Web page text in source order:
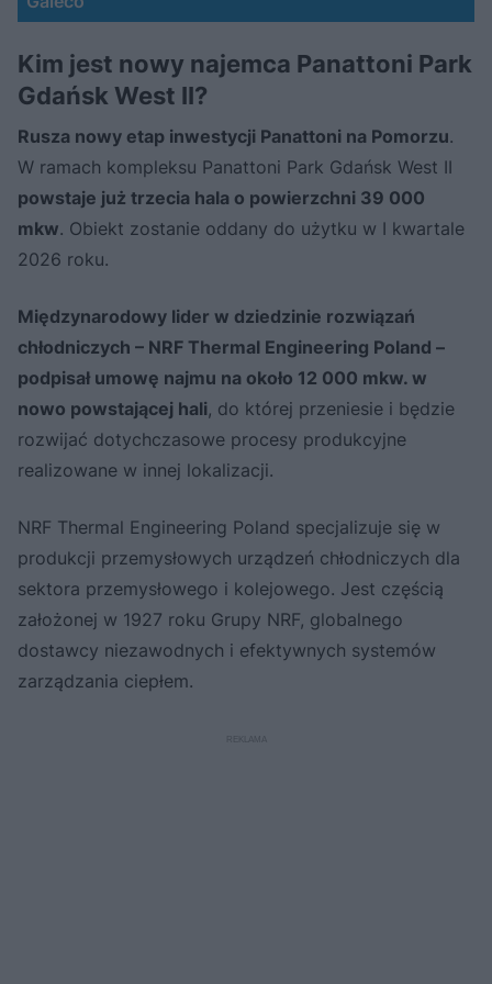
Kim jest nowy najemca Panattoni Park
Gdańsk West II?
Rusza nowy etap inwestycji Panattoni na Pomorzu.
W ramach kompleksu Panattoni Park Gdańsk West II
powstaje już trzecia hala o powierzchni 39 000
mkw. Obiekt zostanie oddany do użytku w I kwartale
2026 roku.
Międzynarodowy lider w dziedzinie rozwiązań
chłodniczych – NRF Thermal Engineering Poland –
podpisał umowę najmu na około 12 000 mkw. w
nowo powstającej hali, do której przeniesie i będzie
rozwijać dotychczasowe procesy produkcyjne
realizowane w innej lokalizacji.
NRF Thermal Engineering Poland specjalizuje się w
produkcji przemysłowych urządzeń chłodniczych dla
sektora przemysłowego i kolejowego. Jest częścią
założonej w 1927 roku Grupy NRF, globalnego
dostawcy niezawodnych i efektywnych systemów
zarządzania ciepłem.